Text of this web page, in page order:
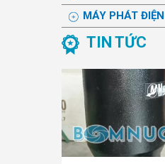
MÁY PHÁT ĐIỆN
TIN TỨC